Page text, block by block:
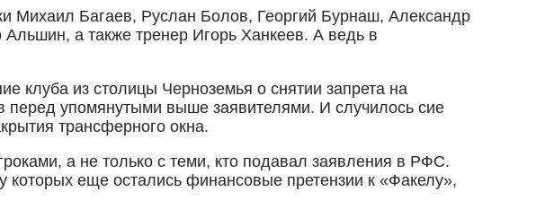
Михаил Багаев, Руслан Болов, Георгий Бурнаш, Александр
а также тренер Игорь Ханкеев. А ведь в
клуба из столицы Черноземья о снятии запрета на
перед упомянутыми выше заявителями. И случилось сие
трансферного окна.
а не только с теми, кто подавал заявления в РФС.
еще остались финансовые претензии к «Факелу»,